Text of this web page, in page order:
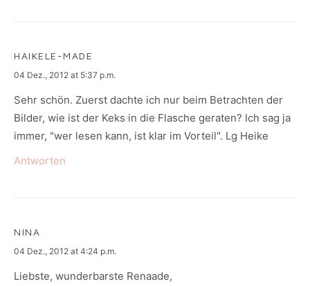
HAIKELE-MADE
says:
04 Dez., 2012 at 5:37 p.m.
Sehr schön. Zuerst dachte ich nur beim Betrachten der
Bilder, wie ist der Keks in die Flasche geraten? Ich sag ja
immer, "wer lesen kann, ist klar im Vorteil". Lg Heike
Antworten
NINA
says:
04 Dez., 2012 at 4:24 p.m.
Liebste, wunderbarste Renaade,